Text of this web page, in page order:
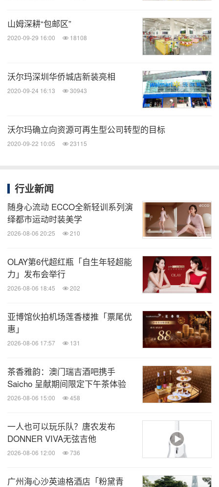
山姆深耕“包邮区”
2020-09-29 16:00 18108
沃尔玛深圳华侨城店新装亮相
2020-09-24 16:13 30943
沃尔玛确立向资源可再生型公司转型的目标
2020-09-22 10:05 23115
行业新闻
随身心流动 ECCO全新轻训系列演
绎都市运动时装美学
2026-08-06 20:25 210
OLAY第6代超红瓶「自生年轻超能
力」发布会举行
2026-08-06 18:45 202
亚博馆伙拍机场莲香楼推「票尾优
惠」
2026-08-06 17:57 131
茶香雅韵：澳门瑞吉酒吧携手
Saicho 呈献期间限定下午茶体验
2026-08-06 15:00 458
一人也可以玩乐队？唐农发布
DONNER VIVA无弦吉他
2026-08-06 12:00 736
广州海心沙英迪格酒店「粉黛青